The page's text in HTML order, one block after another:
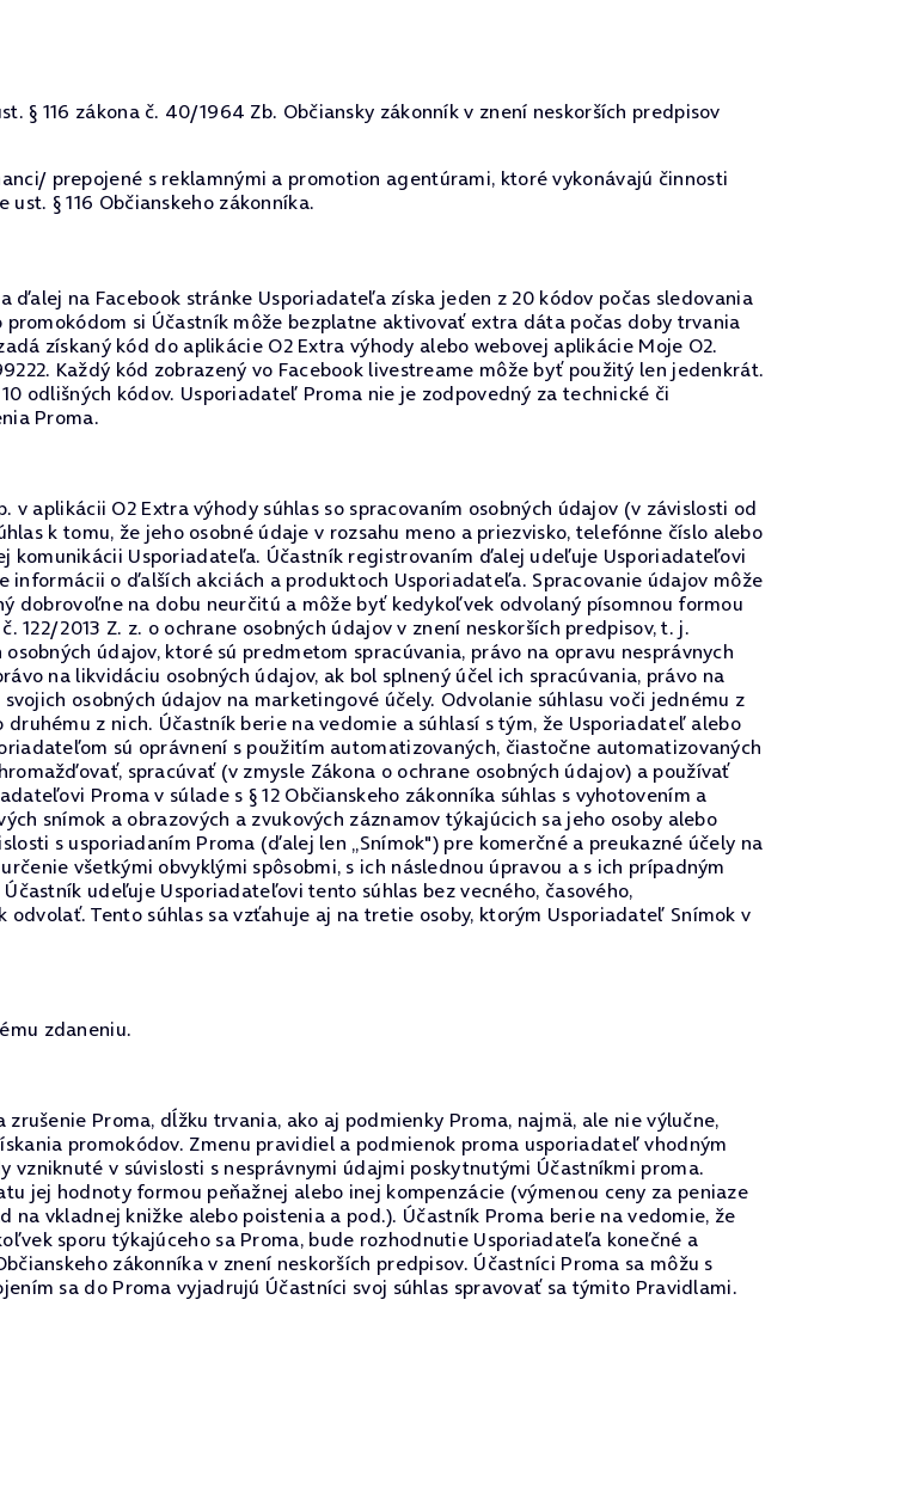
§ 116 zákona č. 40/1964 Zb. Občiansky zákonník v znení neskorších predpisov
prepojené s reklamnými a promotion agentúrami, ktoré vykonávajú činnosti
§ 116 Občianskeho zákonníka.
ďalej na Facebook stránke Usporiadateľa získa jeden z 20 kódov počas sledovania
promokódom si Účastník môže bezplatne aktivovať extra dáta počas doby trvania
získaný kód do aplikácie O2 Extra výhody alebo webovej aplikácie Moje O2.
Každý kód zobrazený vo Facebook livestreame môže byť použitý len jedenkrát.
odlišných kódov. Usporiadateľ Proma nie je zodpovedný za technické či
Proma.
aplikácii O2 Extra výhody súhlas so spracovaním osobných údajov (v závislosti od
k tomu, že jeho osobné údaje v rozsahu meno a priezvisko, telefónne číslo alebo
komunikácii Usporiadateľa. Účastník registrovaním ďalej udeľuje Usporiadateľovi
o ďalších akciách a produktoch Usporiadateľa. Spracovanie údajov môže
dobrovoľne na dobu neurčitú a môže byť kedykoľvek odvolaný písomnou formou
122/2013 Z. z. o ochrane osobných údajov v znení neskorších predpisov, t. j.
údajov, ktoré sú predmetom spracúvania, právo na opravu nesprávnych
na likvidáciu osobných údajov, ak bol splnený účel ich spracúvania, právo na
osobných údajov na marketingové účely. Odvolanie súhlasu voči jednému z
z nich. Účastník berie na vedomie a súhlasí s tým, že Usporiadateľ alebo
sú oprávnení s použitím automatizovaných, čiastočne automatizovaných
spracúvať (v zmysle Zákona o ochrane osobných údajov) a používať
Proma v súlade s § 12 Občianskeho zákonníka súhlas s vyhotovením a
snímok a obrazových a zvukových záznamov týkajúcich sa jeho osoby alebo
s usporiadaním Proma (ďalej len „Snímok") pre komerčné a preukazné účely na
všetkými obvyklými spôsobmi, s ich následnou úpravou a s ich prípadným
udeľuje Usporiadateľovi tento súhlas bez vecného, časového,
Tento súhlas sa vzťahuje aj na tretie osoby, ktorým Usporiadateľ Snímok v
zdaneniu.
Proma, dĺžku trvania, ako aj podmienky Proma, najmä, ale nie výlučne,
promokódov. Zmenu pravidiel a podmienok proma usporiadateľ vhodným
v súvislosti s nesprávnymi údajmi poskytnutými Účastníkmi proma.
jej hodnoty formou peňažnej alebo inej kompenzácie (výmenou ceny za peniaze
na vkladnej knižke alebo poistenia a pod.). Účastník Proma berie na vedomie, že
sporu týkajúceho sa Proma, bude rozhodnutie Usporiadateľa konečné a
zákonníka v znení neskorších predpisov. Účastníci Proma sa môžu s
sa do Proma vyjadrujú Účastníci svoj súhlas spravovať sa týmito Pravidlami.